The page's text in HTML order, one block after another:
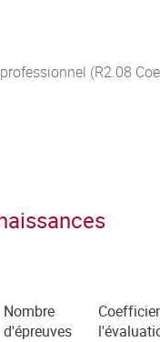
(R2.08
Nombre
d'épreuves